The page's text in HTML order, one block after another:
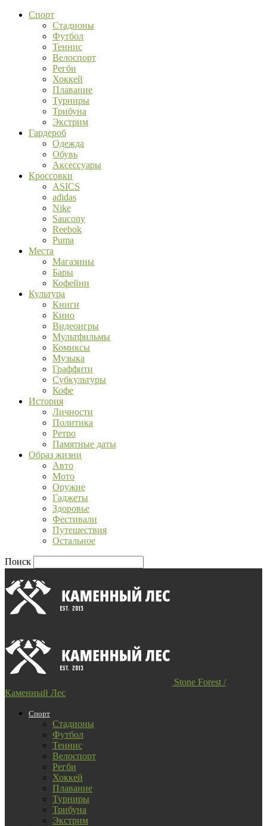
Спорт
Стадионы
Футбол
Теннис
Велоспорт
Регби
Хоккей
Плавание
Турниры
Трибуна
Экстрим
Гардероб
Одежда
Обувь
Аксессуары
Кроссовки
ASICS
adidas
Nike
Saucony
Reebok
Puma
Места
Магазины
Бары
Кофейни
Культура
Книги
Кино
Видеоигры
Мультфильмы
Комиксы
Музыка
Граффити
Субкультуры
Кофе
История
Личности
Политика
Ретро
Памятные даты
Образ жизни
Авто
Мото
Оружие
Гаджеты
Здоровье
Фестивали
Путешествия
Остальное
Поиск
Stone Forest /
Каменный Лес
Спорт
Стадионы
Футбол
Теннис
Велоспорт
Регби
Хоккей
Плавание
Турниры
Трибуна
Экстрим